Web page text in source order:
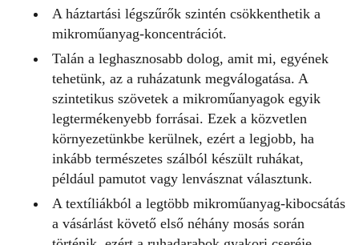
A háztartási légszűrők szintén csökkenthetik a
mikroműanyag-koncentrációt.
Talán a leghasznosabb dolog, amit mi, egyének
tehetünk, az a ruházatunk megválogatása. A
szintetikus szövetek a mikroműanyagok egyik
legtermékenyebb forrásai. Ezek a közvetlen
környezetünkbe kerülnek, ezért a legjobb, ha
inkább természetes szálból készült ruhákat,
például pamutot vagy lenvásznat választunk.
A textíliákból a legtöbb mikroműanyag-kibocsátás
a vásárlást követő első néhány mosás során